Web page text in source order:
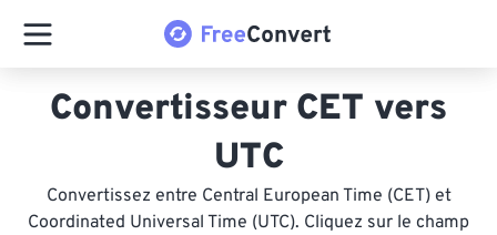
Convertisseur CET vers
UTC
Convertissez entre Central European Time (CET) et
Coordinated Universal Time (UTC). Cliquez sur le champ